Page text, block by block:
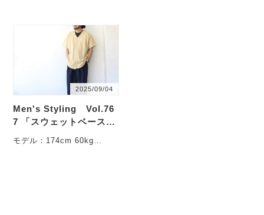
2025/09/04
Men's Styling Vol.76
7 「スウェットベースボ
クパンツ」
モデル：174cm 60kg